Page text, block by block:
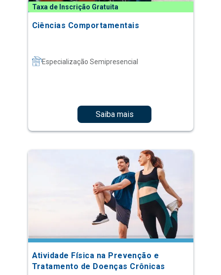
Taxa de Inscrição Gratuita
Ciências Comportamentais
Especialização Semipresencial
Saiba mais
Atividade Física na Prevenção e
Tratamento de Doenças Crônicas